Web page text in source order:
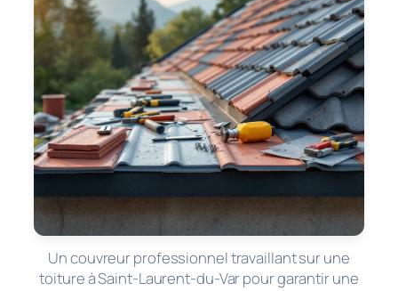
Un couvreur professionnel travaillant sur une
toiture à Saint-Laurent-du-Var pour garantir une